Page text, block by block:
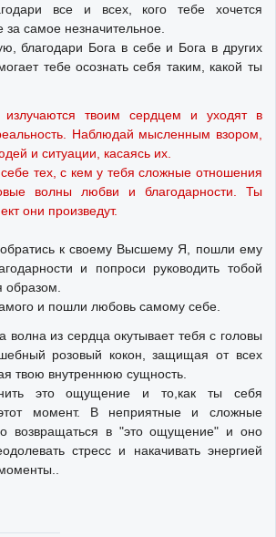
все и всех, кого тебе хочется
за самое незначительное.
благодари Бога в себе и Бога в других
тебе осознать себя таким, какой ты
излучаются твоим сердцем и уходят в
Наблюдай мысленным взором,
и ситуации, касаясь их.
тех, с кем у тебя сложные отношения
волны любви и благодарности. Ты
они произведут.
к своему Высшему Я, пошли ему
и попроси руководить тобой
и пошли любовь самому себе.
волна из сердца окутывает тебя с головы
розовый кокон, защищая от всех
твою внутреннюю сущность.
это ощущение и то,как ты себя
момент. В неприятные и сложные
возвращаться в "это ощущение" и оно
стресс и накачивать энергией